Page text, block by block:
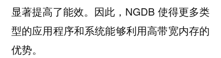
显著提高了能效。因此，NGDB 使得更多类
型的应用程序和系统能够利用高带宽内存的
优势。